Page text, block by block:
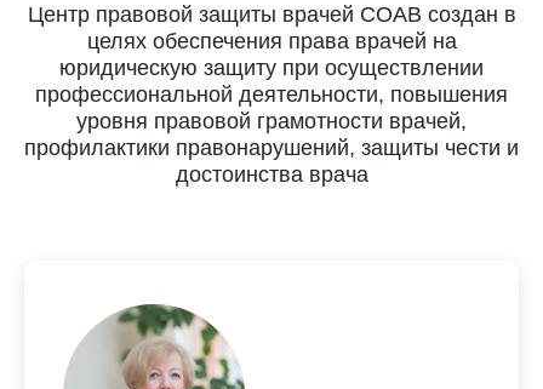
Центр правовой защиты врачей СОАВ создан в
целях обеспечения права врачей на
юридическую защиту при осуществлении
профессиональной деятельности, повышения
уровня правовой грамотности врачей,
профилактики правонарушений, защиты чести и
достоинства врача